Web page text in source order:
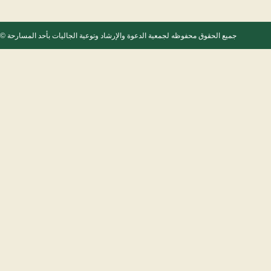
جميع الحقوق محفوظه لجمعية الدعوة والإرشاد وتوعية الجاليات بأحد المسارحة